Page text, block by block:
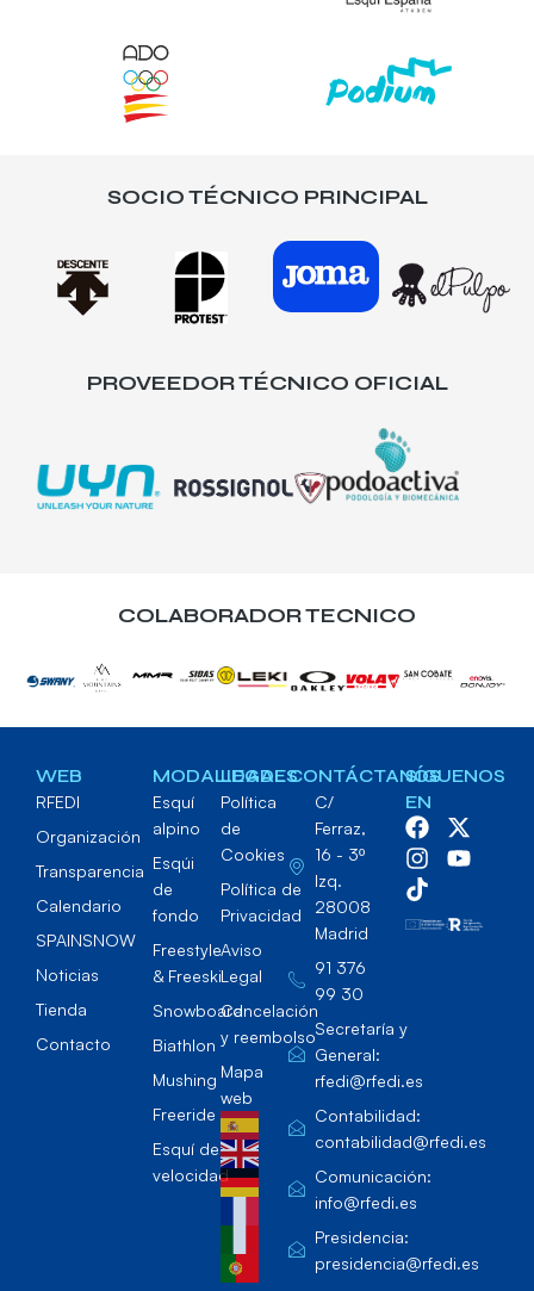
SOCIO TÉCNICO PRINCIPAL
PROVEEDOR TÉCNICO OFICIAL
COLABORADOR TECNICO
WEB
RFEDI
Organización
Transparencia
Calendario
SPAINSNOW
Noticias
Tienda
Contacto
MODALIDADES
Esquí
alpino
Esqúi
de
fondo
Freestyle
& Freeski
Snowboard
Biathlon
Mushing
Freeride
Esquí de
velocidad
LEGAL
Política
de
Cookies
Política de
Privacidad
Aviso
Legal
Cancelación
y reembolso
Mapa
web
CONTÁCTANOS
C/
Ferraz,
16 - 3º
Izq.
28008
Madrid
91 376
99 30
Secretaría y
General:
rfedi@rfedi.es
Contabilidad:
contabilidad@rfedi.es
Comunicación:
info@rfedi.es
Presidencia:
presidencia@rfedi.es
SÍGUENOS
EN